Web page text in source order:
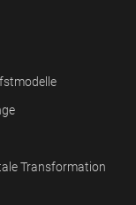
Transformation